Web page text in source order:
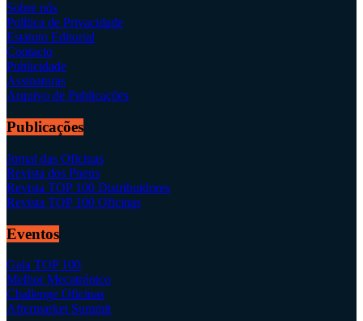
Sobre nós
Política de Privacidade
Estatuto Editorial
Contacto
Publicidade
Assinaturas
Arquivo de Publicações
Publicações
Jornal das Oficinas
Revista dos Pneus
Revista TOP 100 Distribuidores
Revista TOP 100 Oficinas
Eventos
Gala TOP 100
Melhor Mecatrónico
Challenge Oficinas
Aftermarket Summit